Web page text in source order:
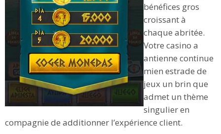
bénéfices gros
croissant à
chaque abritée.
Votre casino a
antienne continue
mien estrade de
jeux un brin que
admet un thème
singulier en
compagnie de additionner l’expérience client.